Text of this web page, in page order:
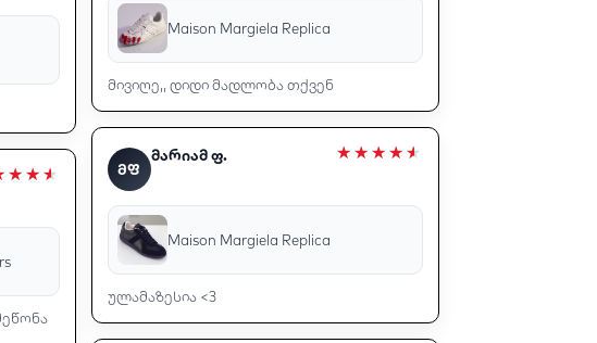
Maison Margiela Replica
მივიღე,, დიდი მადლობა თქვენ
ᲛᲤ
მარიამ ფ.
Maison Margiela Replica
ულამაზესია <3